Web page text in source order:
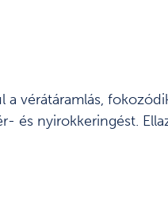
a vérátáramlás,
és nyirokkeringést.